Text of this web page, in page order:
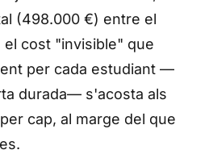
(498.000 €) entre el
cost "invisible" que
per cada estudiant —
durada— s'acosta als
cap, al marge del que